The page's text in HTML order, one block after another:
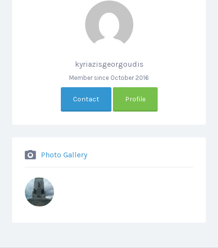
kyriazisgeorgoudis
Member since October 2016
Contact Profile
Photo Gallery